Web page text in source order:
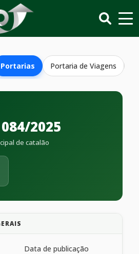
Portarias Portaria de Viagens
2025
de catalão
Data de publicação